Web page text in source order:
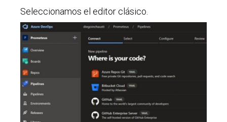
Seleccionamos el editor clásico.